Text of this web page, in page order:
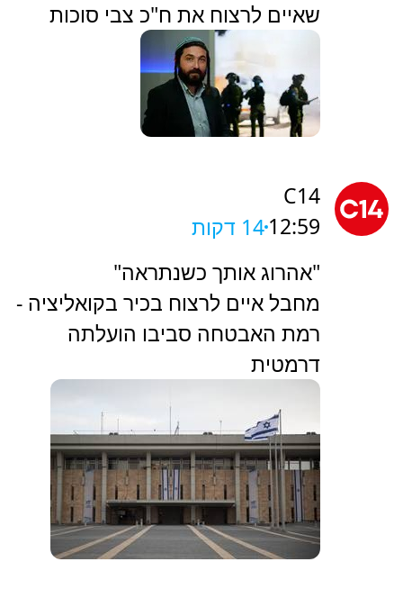
שאיים לרצוח את ח"כ צבי סוכות
C14
12:5914 דקות
"אהרוג אותך כשנתראה"
מחבל איים לרצוח בכיר בקואליציה -
רמת האבטחה סביבו הועלתה
דרמטית